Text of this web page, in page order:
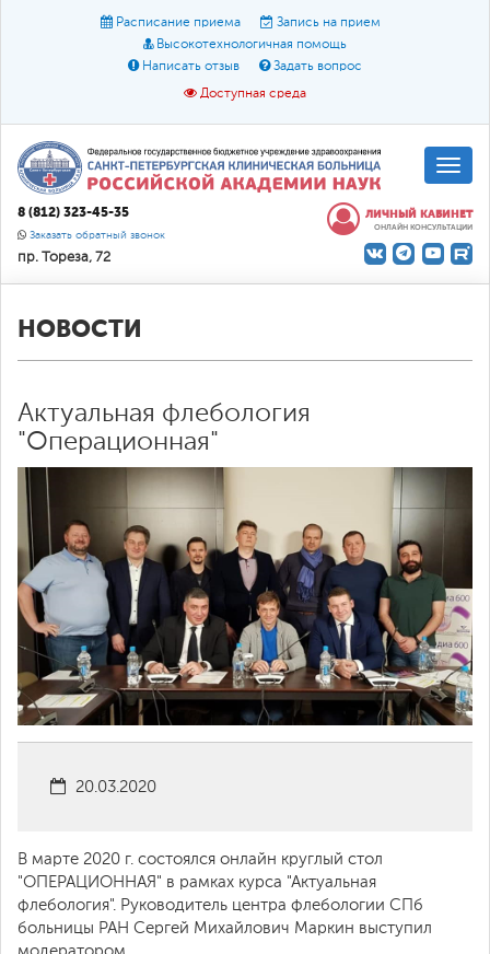
Расписание приема
Запись на прием
Высокотехнологичная помощь
Написать отзыв
Задать вопрос
Доступная среда
Размер шрифта: A A A
Цвет:
8 (812) 323-45-35
Заказать обратный звонок
пр. Тореза, 72
ЛИЧНЫЙ КАБИНЕТ
ОНЛАЙН КОНСУЛЬТАЦИИ
НОВОСТИ
Актуальная флебология
"Операционная"
20.03.2020
В марте 2020 г. состоялся онлайн круглый стол
"ОПЕРАЦИОННАЯ" в рамках курса "Актуальная
флебология". Руководитель центра флебологии СПб
больницы РАН Сергей Михайлович Маркин выступил